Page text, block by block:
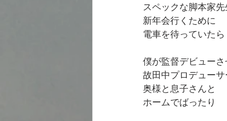
スペックな脚本家
新年会行くために
電車を待っていたら
僕が監督デビュー
故田中プロデュー
奥様と息子さんと
ホームでばったり